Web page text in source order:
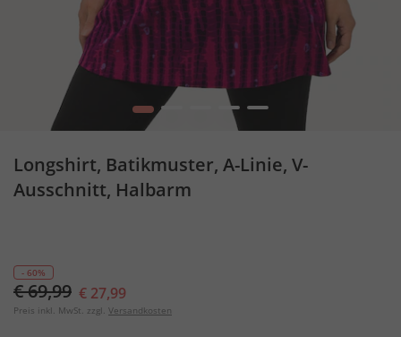
1 4 5
Longshirt, Batikmuster, A-Linie, V-
Ausschnitt, Halbarm
- 60%
€ 69,99 € 27,99
Preis inkl. MwSt. zzgl. Versandkosten